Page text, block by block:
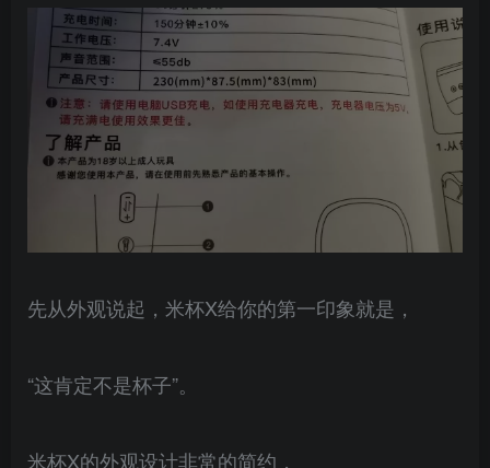
先从外观说起，米杯X给你的第一印象就是，
“这肯定不是杯子”。
米杯X的外观设计非常的简约，